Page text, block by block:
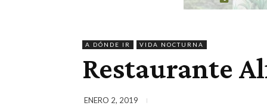
A DÓNDE IR VIDA NOCTURNA
Restaurante
ENERO 2, 2019